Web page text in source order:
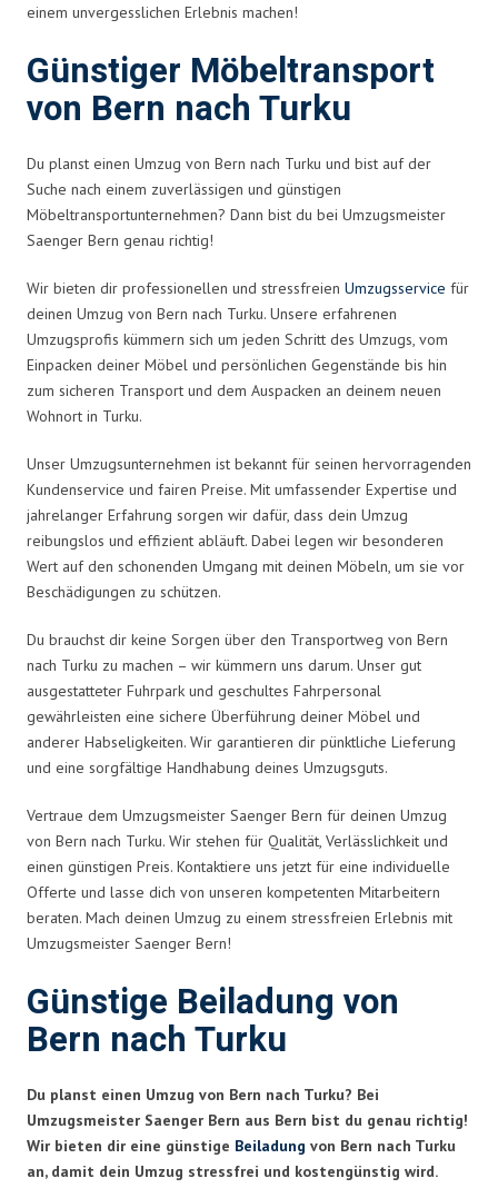
einem unvergesslichen Erlebnis machen!
Günstiger Möbeltransport
von Bern nach Turku
Du planst einen Umzug von Bern nach Turku und bist auf der
Suche nach einem zuverlässigen und günstigen
Möbeltransportunternehmen? Dann bist du bei Umzugsmeister
Saenger Bern genau richtig!
Wir bieten dir professionellen und stressfreien Umzugsservice für
deinen Umzug von Bern nach Turku. Unsere erfahrenen
Umzugsprofis kümmern sich um jeden Schritt des Umzugs, vom
Einpacken deiner Möbel und persönlichen Gegenstände bis hin
zum sicheren Transport und dem Auspacken an deinem neuen
Wohnort in Turku.
Unser Umzugsunternehmen ist bekannt für seinen hervorragenden
Kundenservice und fairen Preise. Mit umfassender Expertise und
jahrelanger Erfahrung sorgen wir dafür, dass dein Umzug
reibungslos und effizient abläuft. Dabei legen wir besonderen
Wert auf den schonenden Umgang mit deinen Möbeln, um sie vor
Beschädigungen zu schützen.
Du brauchst dir keine Sorgen über den Transportweg von Bern
nach Turku zu machen – wir kümmern uns darum. Unser gut
ausgestatteter Fuhrpark und geschultes Fahrpersonal
gewährleisten eine sichere Überführung deiner Möbel und
anderer Habseligkeiten. Wir garantieren dir pünktliche Lieferung
und eine sorgfältige Handhabung deines Umzugsguts.
Vertraue dem Umzugsmeister Saenger Bern für deinen Umzug
von Bern nach Turku. Wir stehen für Qualität, Verlässlichkeit und
einen günstigen Preis. Kontaktiere uns jetzt für eine individuelle
Offerte und lasse dich von unseren kompetenten Mitarbeitern
beraten. Mach deinen Umzug zu einem stressfreien Erlebnis mit
Umzugsmeister Saenger Bern!
Günstige Beiladung von
Bern nach Turku
Du planst einen Umzug von Bern nach Turku? Bei
Umzugsmeister Saenger Bern aus Bern bist du genau richtig!
Wir bieten dir eine günstige Beiladung von Bern nach Turku
an, damit dein Umzug stressfrei und kostengünstig wird.